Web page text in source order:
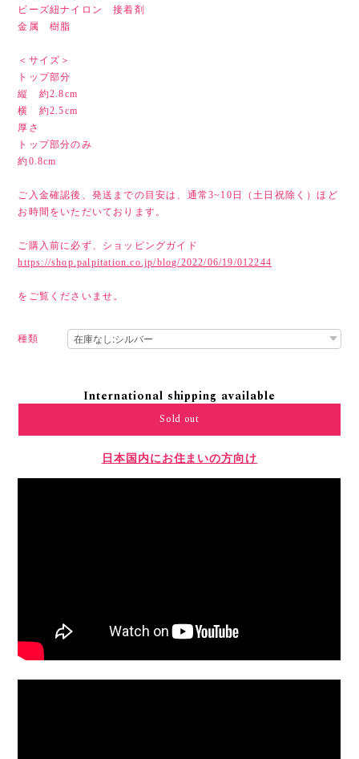
ビーズ紐ナイロン 接着剤
金属 樹脂
＜サイズ＞
トップ部分
縦 約2.8cm
横 約2.5cm
厚さ
トップ部分のみ
約0.8cm
ご入金確認後、発送までの目安は、通常3~10日（土日祝除く）ほど
お時間をいただいております。
ご購入前に必ず、ショッピングガイド
https://shop.palpitation.co.jp/blog/2022/06/19/012244
をご覧くださいませ。
種類
International shipping available
Sold out
日本国内にお住まいの方向け